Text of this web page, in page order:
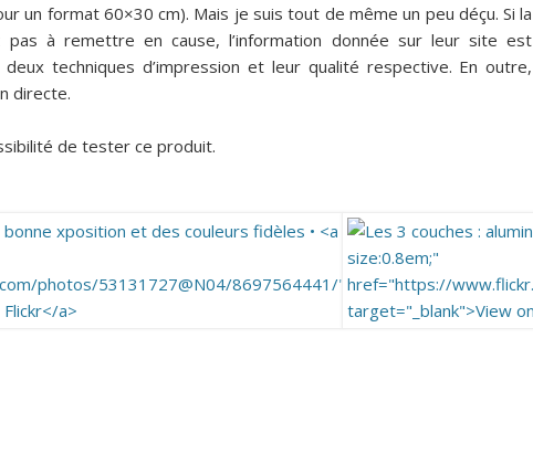
un format 60×30 cm). Mais je suis tout de même un peu déçu. Si la
pas à remettre en cause, l’information donnée sur leur site est
techniques d’impression et leur qualité respective. En outre,
directe.
de tester ce produit.